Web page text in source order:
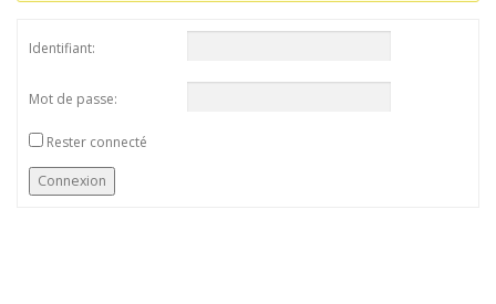
Identifiant:
Mot de passe:
Rester connecté
Connexion